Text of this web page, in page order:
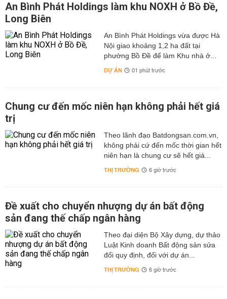
An Bình Phát Holdings làm khu NOXH ở Bồ Đề,
Long Biên
An Bình Phát Holdings vừa được Hà
Nội giao khoảng 1,2 ha đất tại
phường Bồ Đề để làm Khu nhà ở...
DỰ ÁN 01 phút trước
Chung cư đến mốc niên hạn không phải hết giá
trị
Theo lãnh đạo Batdongsan.com.vn,
không phải cứ đến mốc thời gian hết
niên hạn là chung cư sẽ hết giá...
THỊ TRƯỜNG 6 giờ trước
Đề xuất cho chuyển nhượng dự án bất động
sản đang thế chấp ngân hàng
Theo đại diện Bộ Xây dựng, dự thảo
Luật Kinh doanh Bất động sản sửa
đổi quy định, đối với dự án...
THỊ TRƯỜNG 6 giờ trước